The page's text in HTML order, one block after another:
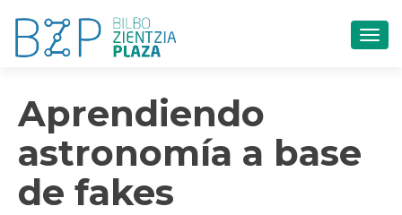
Aprendiendo
astronomía a base
de fakes